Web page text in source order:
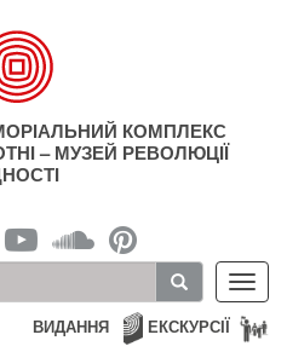
КОМПЛЕКС
– МУЗЕЙ РЕВОЛЮЦІЇ
ЕКСКУРСІЇ
ВИДАННЯ